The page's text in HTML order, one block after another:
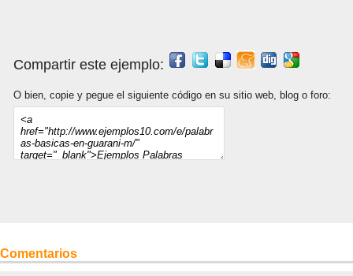
Compartir este ejemplo:
O bien, copie y pegue el siguiente código en su sitio web, blog o foro:
Comentarios